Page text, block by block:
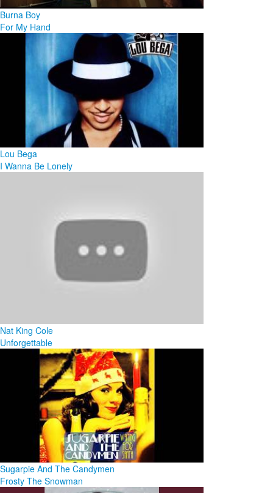
Burna Boy
For My Hand
Lou Bega
I Wanna Be Lonely
Nat King Cole
Unforgettable
Sugarpie And The Candymen
Frosty The Snowman